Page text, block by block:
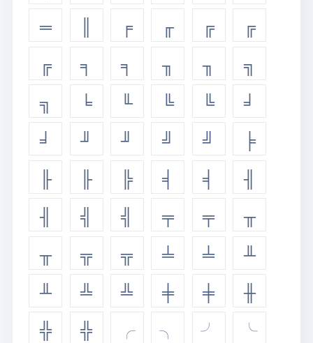
═
║ ╒ ╓ ╔
╔
╔
╕ ╕ ╖ ╖
╗
╗
╘ ╙ ╚ ╚
╛
╛
╜ ╜ ╝ ╝
╞
╟
╟ ╠ ╡ ╡
╢
╢
╣ ╣ ╤ ╤
╥
╥
╦ ╦ ╧ ╧
╨
╨
╩ ╩ ╪ ╪
╫
╬
╬ ╭ ╮ ╯
╰